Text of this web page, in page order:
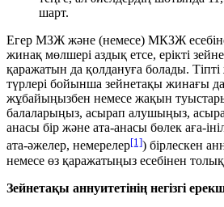
шарт.
Егер МЗЖ және (немесе) МКЗЖ
жинақ мөлшері аздық етсе, ерікті
қаражатын да қолдануға болады.
түрлері бойынша зейнетақы жинағы да
жұбайыңызбен немесе жақын
балаларыңыз, асырап алушыңыз,
анасы бір және ата-анасы бөлек аға-
ата-әжелер, немерелер[1]) бірлескен
немесе өз қаражатыңыз есебінен
Зейнетақы аннуитетінің негізгі